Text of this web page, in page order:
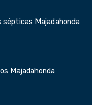
sépticas Majadahonda
Majadahonda